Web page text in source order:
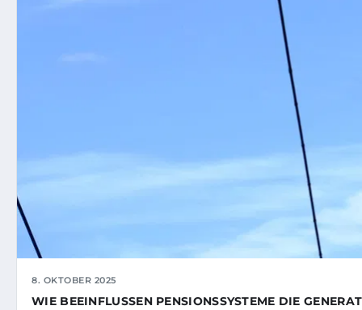
8. OKTOBER 2025
WIE BEEINFLUSSEN PENSIONSSYSTEME DIE